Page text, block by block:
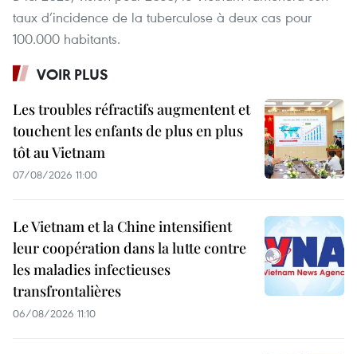
taux d’incidence de la tuberculose à deux cas pour
100.000 habitants.
VOIR PLUS
Les troubles réfractifs augmentent et
touchent les enfants de plus en plus
tôt au Vietnam
07/08/2026 11:00
Le Vietnam et la Chine intensifient
leur coopération dans la lutte contre
les maladies infectieuses
transfrontalières
06/08/2026 11:10